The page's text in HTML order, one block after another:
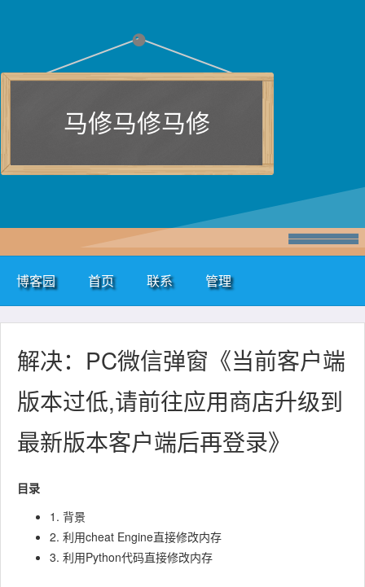
马修马修马修
博客园 首页 联系 管理
解决：PC微信弹窗《当前客户端
版本过低,请前往应用商店升级到
最新版本客户端后再登录》
目录
1. 背景
2. 利用cheat Engine直接修改内存
3. 利用Python代码直接修改内存